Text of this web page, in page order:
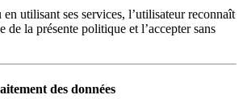
utilisant ses services, l’utilisateur reconnaît
de la présente politique et l’accepter sans
des données